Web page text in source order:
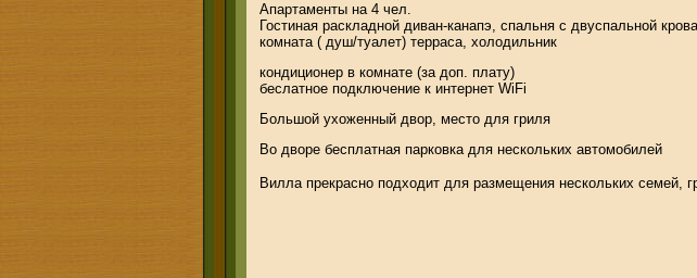
Апартаменты на 4 чел.
Гостиная раскладной диван-канапэ, спальня с двуспальной
комната ( душ/туалет) терраса, холодильник
кондиционер в комнате (за доп. плату)
беслатное подключение к интернет WiFi
Большой ухоженный двор, место для гриля
Во дворе бесплатная парковка для нескольких автомобилей
Вилла прекрасно подходит для размещения нескольких семей,